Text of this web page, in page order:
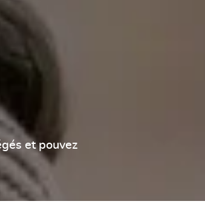
et pouvez